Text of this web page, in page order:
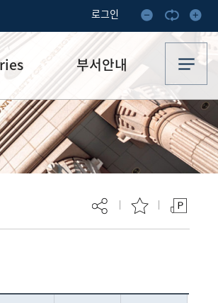
로그인
리
부서안내
업무안내
오시는 길
등록하시겠습니까?